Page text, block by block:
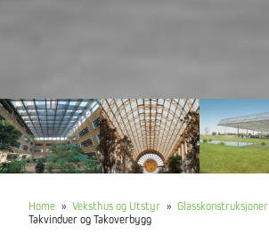
Home » Veksthus og Utstyr » Glasskonstruksjoner
Takvinduer og Takoverbygg